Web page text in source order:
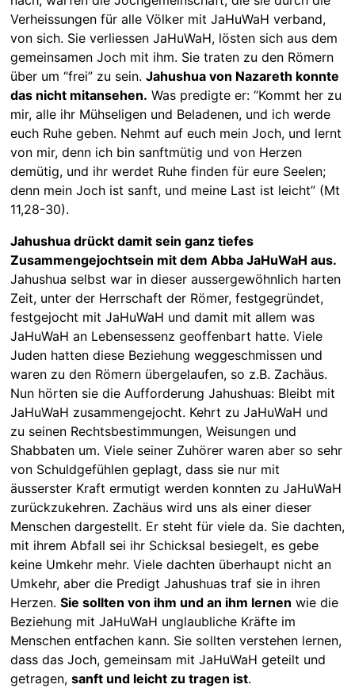
Verheissungen für alle Völker mit JaHuWaH verband,
von sich. Sie verliessen JaHuWaH, lösten sich aus dem
gemeinsamen Joch mit ihm. Sie traten zu den Römern
über um “frei” zu sein. Jahushua von Nazareth konnte
das nicht mitansehen. Was predigte er: “Kommt her zu
mir, alle ihr Mühseligen und Beladenen, und ich werde
euch Ruhe geben. Nehmt auf euch mein Joch, und lernt
von mir, denn ich bin sanftmütig und von Herzen
demütig, und ihr werdet Ruhe finden für eure Seelen;
denn mein Joch ist sanft, und meine Last ist leicht” (Mt
11,28-30).
Jahushua drückt damit sein ganz tiefes
Zusammengejochtsein mit dem Abba JaHuWaH aus.
Jahushua selbst war in dieser aussergewöhnlich harten
Zeit, unter der Herrschaft der Römer, festgegründet,
festgejocht mit JaHuWaH und damit mit allem was
JaHuWaH an Lebensessenz geoffenbart hatte. Viele
Juden hatten diese Beziehung weggeschmissen und
waren zu den Römern übergelaufen, so z.B. Zachäus.
Nun hörten sie die Aufforderung Jahushuas: Bleibt mit
JaHuWaH zusammengejocht. Kehrt zu JaHuWaH und
zu seinen Rechtsbestimmungen, Weisungen und
Shabbaten um. Viele seiner Zuhörer waren aber so sehr
von Schuldgefühlen geplagt, dass sie nur mit
äusserster Kraft ermutigt werden konnten zu JaHuWaH
zurückzukehren. Zachäus wird uns als einer dieser
Menschen dargestellt. Er steht für viele da. Sie dachten,
mit ihrem Abfall sei ihr Schicksal besiegelt, es gebe
keine Umkehr mehr. Viele dachten überhaupt nicht an
Umkehr, aber die Predigt Jahushuas traf sie in ihren
Herzen. Sie sollten von ihm und an ihm lernen wie die
Beziehung mit JaHuWaH unglaubliche Kräfte im
Menschen entfachen kann. Sie sollten verstehen lernen,
dass das Joch, gemeinsam mit JaHuWaH geteilt und
getragen, sanft und leicht zu tragen ist.